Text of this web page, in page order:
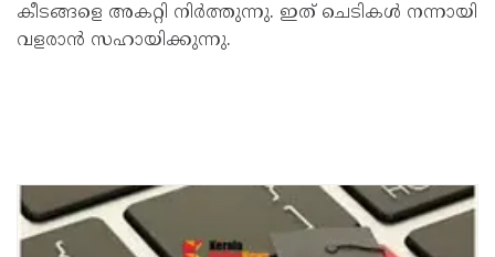
കീടങ്ങളെ അകറ്റി നിർത്തുന്നു. ഇത് ചെടികൾ നന്നായി
വളരാൻ സഹായിക്കുന്നു.